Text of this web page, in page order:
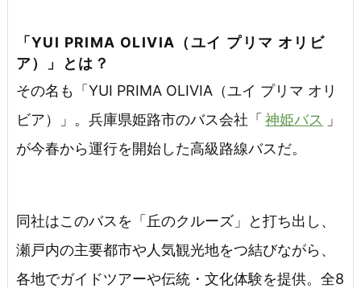
「YUI PRIMA OLIVIA（ユイ プリマ オリビ
ア）」とは？
その名も「YUI PRIMA OLIVIA（ユイ プリマ オリ
ビア）」。兵庫県姫路市のバス会社「神姫バス
」
が今春から運行を開始した高級路線バスだ。
同社はこのバスを「丘のクルーズ」と打ち出し、
瀬戸内の主要都市や人気観光地をつ結びながら、
各地でガイドツアーや伝統・文化体験を提供。全8